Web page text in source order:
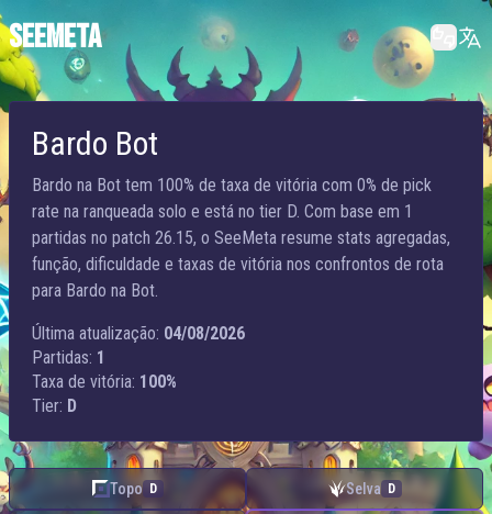
SEEMETA
Bardo Bot
Bardo na Bot tem 100% de taxa de vitória com 0% de pick
rate na ranqueada solo e está no tier D. Com base em 1
partidas no patch 26.15, o SeeMeta resume stats agregadas,
função, dificuldade e taxas de vitória nos confrontos de rota
para Bardo na Bot.
Última atualização: 04/08/2026
Partidas: 1
Taxa de vitória: 100%
Tier: D
Topo D Selva D